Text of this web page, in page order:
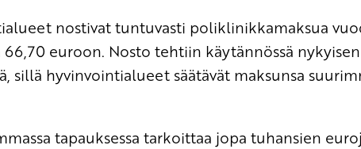
nostivat tuntuvasti poliklinikkamaksua
euroon. Nosto tehtiin käytännössä nykyisen
sillä hyvinvointialueet säätävät maksunsa
tapauksessa tarkoittaa jopa tuhansien